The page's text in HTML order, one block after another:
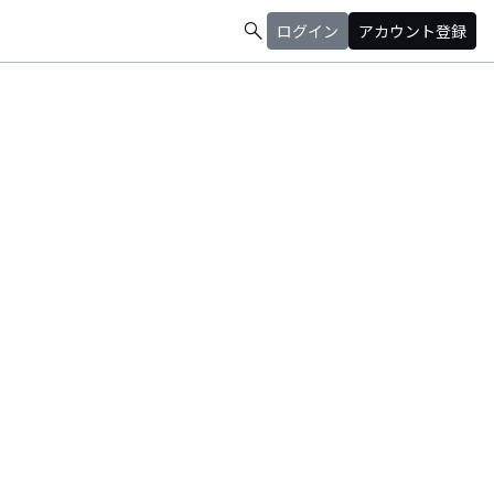
search ログイン アカウント登録